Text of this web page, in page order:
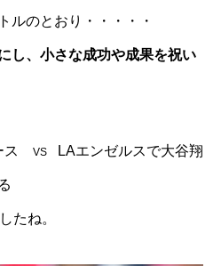
ルのとおり・・・・・
し、小さな成功や成果を祝い
ス VS LAエンゼルスで大谷翔
たね。